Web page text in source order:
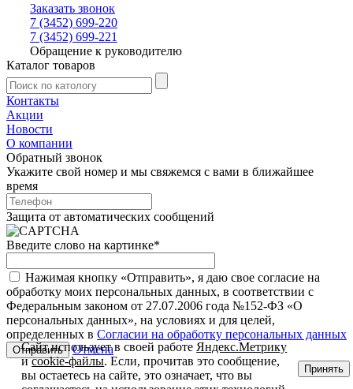
Заказать звонок
7 (3452) 699-220
7 (3452) 699-221
Обращение к руководителю
Каталог товаров
Контакты
Акции
Новости
О компании
Обратный звонок
Укажите свой номер и мы свяжемся с вами в ближайшее
время
Защита от автоматических сообщений
Введите слово на картинке*
Нажимая кнопку «Отправить», я даю свое согласие на
обработку моих персональных данных, в соответствии с
Федеральным законом от 27.07.2006 года №152-ФЗ «О
персональных данных», на условиях и для целей,
определенных в Согласии на обработку персональных данных
Отмена
Сайт использует в своей работе Яндекс.Метрику
иcookie-файлы. Если, прочитав это сообщение,
вы остаетесь на сайте, это означает, что вы
Принять